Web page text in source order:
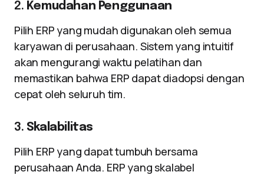
2. Kemudahan Penggunaan
Pilih ERP yang mudah digunakan oleh semua
karyawan di perusahaan. Sistem yang intuitif
akan mengurangi waktu pelatihan dan
memastikan bahwa ERP dapat diadopsi dengan
cepat oleh seluruh tim.
3. Skalabilitas
Pilih ERP yang dapat tumbuh bersama
perusahaan Anda. ERP yang skalabel